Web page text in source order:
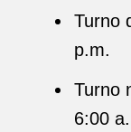
Turno
p.m.
Turno
6:00